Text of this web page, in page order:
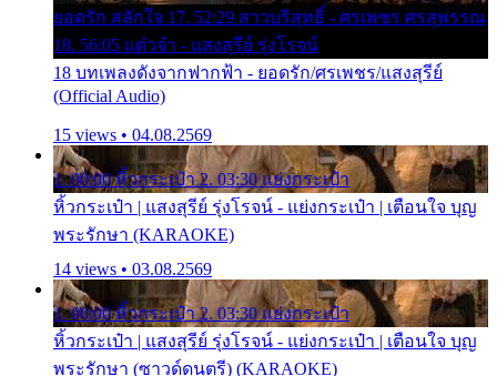
ยอดรัก สลักใจ 17. 52:29 สาวบริสุทธิ์ - ศรเพชร ศรสุพรรณ
18. 56:05 แต๋วจ๋า - แสงสุรีย์ รุ่งโรจน์
18 บทเพลงดังจากฟากฟ้า - ยอดรัก/ศรเพชร/แสงสุรีย์
(Official Audio)
15 views • 04.08.2569
1. 00:00 หิ้วกระเป๋า 2. 03:30 แย่งกระเป๋า
หิ้วกระเป๋า | แสงสุรีย์ รุ่งโรจน์ - แย่งกระเป๋า | เตือนใจ บุญ
พระรักษา (KARAOKE)
14 views • 03.08.2569
1. 00:00 หิ้วกระเป๋า 2. 03:30 แย่งกระเป๋า
หิ้วกระเป๋า | แสงสุรีย์ รุ่งโรจน์ - แย่งกระเป๋า | เตือนใจ บุญ
พระรักษา (ซาวด์ดนตรี) (KARAOKE)